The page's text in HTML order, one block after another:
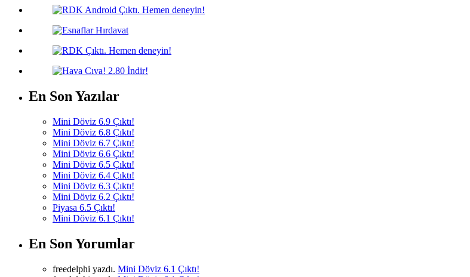
En Son Yazılar
Mini Döviz 6.9 Çıktı!
Mini Döviz 6.8 Çıktı!
Mini Döviz 6.7 Çıktı!
Mini Döviz 6.6 Çıktı!
Mini Döviz 6.5 Çıktı!
Mini Döviz 6.4 Çıktı!
Mini Döviz 6.3 Çıktı!
Mini Döviz 6.2 Çıktı!
Piyasa 6.5 Çıktı!
Mini Döviz 6.1 Çıktı!
En Son Yorumlar
freedelphi yazdı. Mini Döviz 6.1 Çıktı!